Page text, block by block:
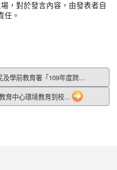
，對於發言內容，由發表者自
任。
及學前教育署「109年度跨...
育中心環境教育到校...